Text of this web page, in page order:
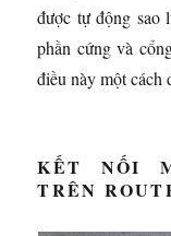
được tự động sao
phần cứng và
điều này một cách
KẾT NỐI
TRÊN